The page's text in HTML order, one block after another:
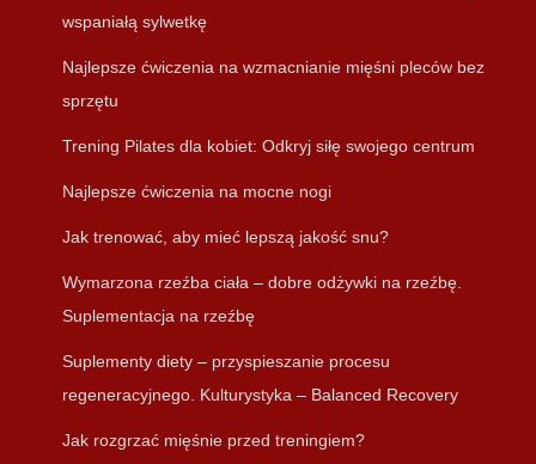
wspaniałą sylwetkę
Najlepsze ćwiczenia na wzmacnianie mięśni pleców bez
sprzętu
Trening Pilates dla kobiet: Odkryj siłę swojego centrum
Najlepsze ćwiczenia na mocne nogi
Jak trenować, aby mieć lepszą jakość snu?
Wymarzona rzeźba ciała – dobre odżywki na rzeźbę.
Suplementacja na rzeźbę
Suplementy diety – przyspieszanie procesu
regeneracyjnego. Kulturystyka – Balanced Recovery
Jak rozgrzać mięśnie przed treningiem?